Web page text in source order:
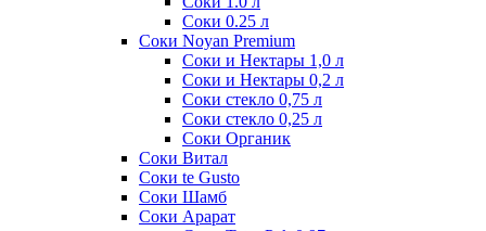
Соки 0.25 л
Соки Noyan Premium
Соки и Нектары 1,0 л
Соки и Нектары 0,2 л
Соки стекло 0,75 л
Соки стекло 0,25 л
Соки Органик
Соки Витал
Соки te Gusto
Соки Шамб
Соки Арарат